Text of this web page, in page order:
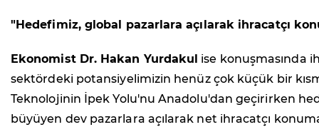
"Hedefimiz, global pazarlara açılarak ihracatçı
Ekonomist Dr. Hakan Yurdakul ise konuşmasında
sektördeki potansiyelimizin henüz çok küçük bir
Teknolojinin İpek Yolu'nu Anadolu'dan geçirirken
büyüyen dev pazarlara açılarak net ihracatçı